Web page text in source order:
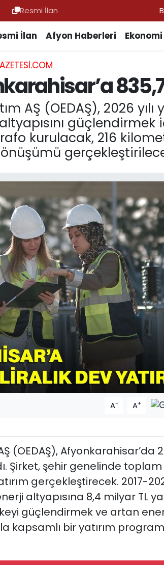
Resmi İlan
İlan Afyon Haberleri Ekonomi
AŞ (OEDAŞ), 2026
kurulacak, 216
A- A+
(OEDAŞ), Afyonkarahisar’da
Şirket, şehir genelinde toplam
gerçekleştirecek. 2017-
altyapısına 8,4 milyar TL
güçlendirmek ve artan
kapsamlı bir yatırım